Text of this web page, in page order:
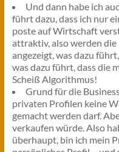
Und dann habe ich
führt dazu, dass ich nur
poste auf Wirtschaft
attraktiv, also werden
angezeigt, was dazu
was dazu führt, dass die
Scheiß Algorithmus!
Grund für die
privaten Profilen keine
gemacht werden darf.
verkaufen würde. Also
überhaupt, bin ich mein